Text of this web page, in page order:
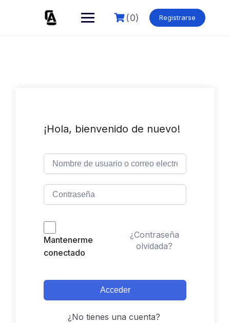
(0) Registrarse
¡Hola, bienvenido de nuevo!
Mantenerme
conectado
¿Contraseña
olvidada?
Acceder
¿No tienes una cuenta?